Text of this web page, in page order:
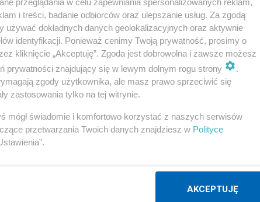
zostaną ucięte w sytuacji, kiedy
– stwierdził.
mógłby odbić się również na
zależy, żeby współpraca
Ukrainą – podkreślił.
szczeblu politycznym w czasie, gdy
Polski i całego regionu Europy
i treści, badanie odbiorców oraz ulepszanie usług. Za zgodą
dokładnych danych geolokalizacyjnych oraz aktywnie
identyfikacji. Ponieważ cenimy Twoją prywatność, prosimy o
kliknięcie „Akceptuję”. Zgoda jest dobrowolna i zawsze możesz
prywatności znajdujący się w lewym dolnym rogu strony
.
zgody użytkownika, ale masz prawo sprzeciwić się
zastosowania tylko na tej witrynie.
mógł świadomie i komfortowo korzystać z naszych serwisów
przetwarzania Twoich danych znajdziesz w Polityce
AKCEPTUJĘ